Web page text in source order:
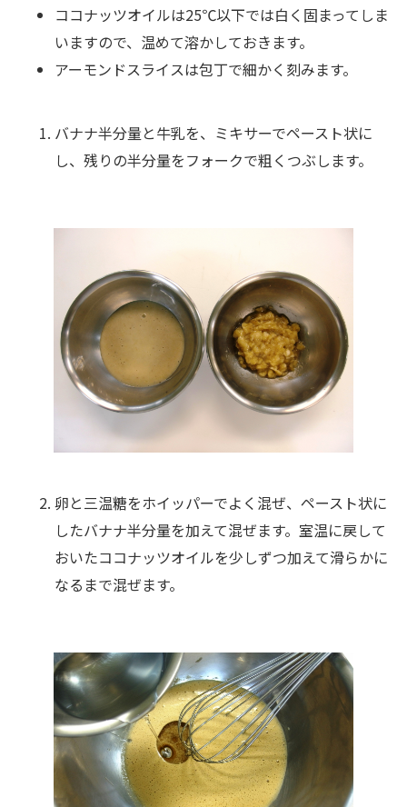
ココナッツオイルは25℃以下では白く固まってしま
いますので、温めて溶かしておきます。
アーモンドスライスは包丁で細かく刻みます。
バナナ半分量と牛乳を、ミキサーでペースト状に
し、残りの半分量をフォークで粗くつぶします。
卵と三温糖をホイッパーでよく混ぜ、ペースト状に
したバナナ半分量を加えて混ぜます。室温に戻して
おいたココナッツオイルを少しずつ加えて滑らかに
なるまで混ぜます。